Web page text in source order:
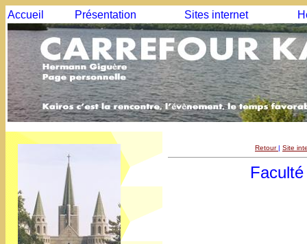
Accueil Présentation Sites internet
Retour| Site